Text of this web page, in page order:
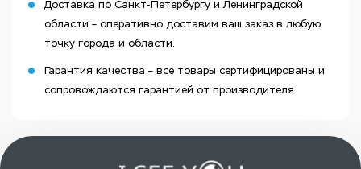
Доставка по Санкт-Петербургу и Ленинградской
области – оперативно доставим ваш заказ в любую
точку города и области.
Гарантия качества – все товары сертифицированы и
сопровождаются гарантией от производителя.